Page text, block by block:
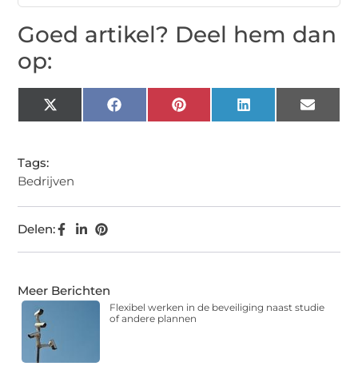
Goed artikel? Deel hem dan
op:
X
Facebook Pinterest LinkedIn Email
Tags:
Bedrijven
Delen:
Meer Berichten
Flexibel werken in de beveiliging naast studie
of andere plannen